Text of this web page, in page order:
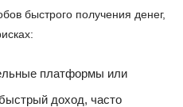
быстрого получения денег,
платформы или
доход, часто